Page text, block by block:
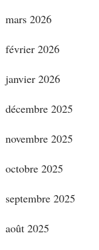
mars 2026
février 2026
janvier 2026
décembre 2025
novembre 2025
octobre 2025
septembre 2025
août 2025